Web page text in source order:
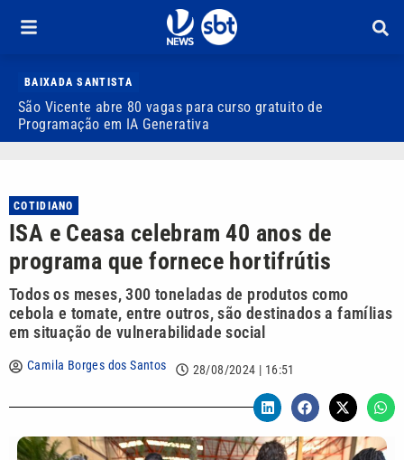
BAIXADA SANTISTA
São Vicente abre 80 vagas para curso gratuito de
Programação em IA Generativa
COTIDIANO
ISA e Ceasa celebram 40 anos de
programa que fornece hortifrútis
Todos os meses, 300 toneladas de produtos como
cebola e tomate, entre outros, são destinados a famílias
em situação de vulnerabilidade social
Camila Borges dos Santos 28/08/2024 | 16:51